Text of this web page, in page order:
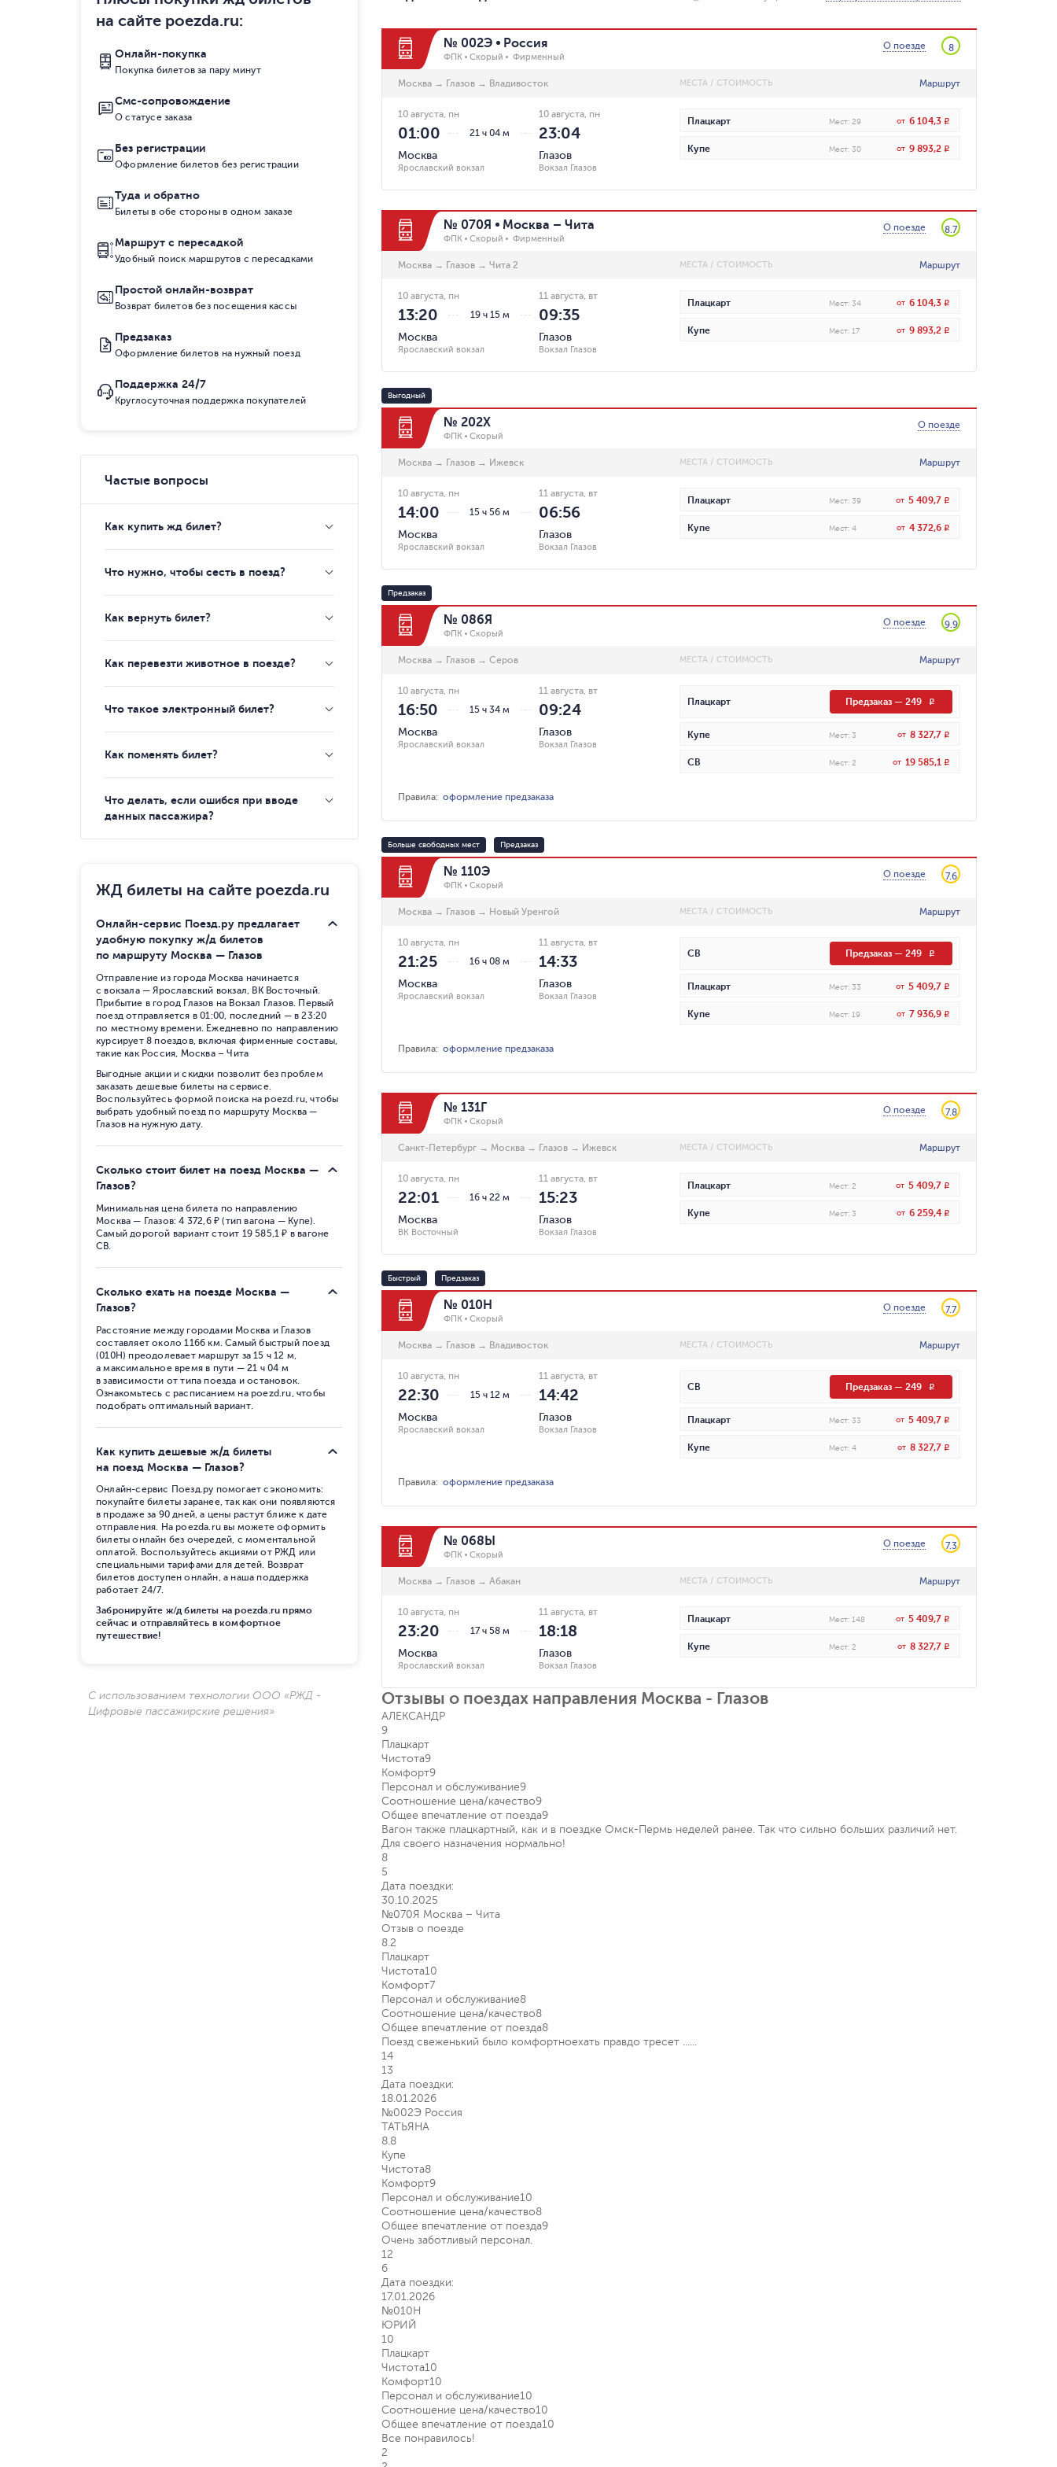
№ 002Э Россия
ФПК Скорый Фирменный
О поезде 8
Москва → Глазов → Владивосток МЕСТА / СТОИМОСТЬ Маршрут
21 ч 04 м
10 августа, пн
01:00
Москва
Ярославский вокзал
10 августа, пн
23:04
Глазов
Вокзал Глазов
Плацкарт Мест: 29 от 6 104,3 R
Купе Мест: 30 от 9 893,2 R
№ 070Я Москва – Чита
ФПК Скорый Фирменный
О поезде 8.7
Москва → Глазов → Чита 2 МЕСТА / СТОИМОСТЬ Маршрут
19 ч 15 м
10 августа, пн
13:20
Москва
Ярославский вокзал
11 августа, вт
09:35
Глазов
Вокзал Глазов
Плацкарт Мест: 34 от 6 104,3 R
Купе Мест: 17 от 9 893,2 R
Выгодный
№ 202Х
ФПК Скорый
О поезде
Москва → Глазов → Ижевск МЕСТА / СТОИМОСТЬ Маршрут
15 ч 56 м
10 августа, пн
14:00
Москва
Ярославский вокзал
11 августа, вт
06:56
Глазов
Вокзал Глазов
Плацкарт Мест: 39 от 5 409,7 R
Купе Мест: 4 от 4 372,6 R
Предзаказ
№ 086Я
ФПК Скорый
О поезде 9.9
Москва → Глазов → Серов МЕСТА / СТОИМОСТЬ Маршрут
15 ч 34 м
10 августа, пн
16:50
Москва
Ярославский вокзал
11 августа, вт
09:24
Глазов
Вокзал Глазов
Плацкарт Предзаказ— 249 R
Купе Мест: 3 от 8 327,7 R
СВ Мест: 2 от 19 585,1 R
Правила:оформление предзаказа
Больше свободных мест Предзаказ
№ 110Э
ФПК Скорый
О поезде 7.6
Москва → Глазов → Новый Уренгой МЕСТА / СТОИМОСТЬ Маршрут
16 ч 08 м
10 августа, пн
21:25
Москва
Ярославский вокзал
11 августа, вт
14:33
Глазов
Вокзал Глазов
СВ Предзаказ— 249 R
Плацкарт Мест: 33 от 5 409,7 R
Купе Мест: 19 от 7 936,9 R
Правила:оформление предзаказа
№ 131Г
ФПК Скорый
О поезде 7.8
Санкт-Петербург → Москва → Глазов → Ижевск МЕСТА / СТОИМОСТЬ Маршрут
16 ч 22 м
10 августа, пн
22:01
Москва
ВК Восточный
11 августа, вт
15:23
Глазов
Вокзал Глазов
Плацкарт Мест: 2 от 5 409,7 R
Купе Мест: 3 от 6 259,4 R
Быстрый Предзаказ
№ 010Н
ФПК Скорый
О поезде 7.7
Москва → Глазов → Владивосток МЕСТА / СТОИМОСТЬ Маршрут
15 ч 12 м
10 августа, пн
22:30
Москва
Ярославский вокзал
11 августа, вт
14:42
Глазов
Вокзал Глазов
СВ Предзаказ— 249 R
Плацкарт Мест: 33 от 5 409,7 R
Купе Мест: 4 от 8 327,7 R
Правила:оформление предзаказа
№ 068Ы
ФПК Скорый
О поезде 7.3
Москва → Глазов → Абакан МЕСТА / СТОИМОСТЬ Маршрут
17 ч 58 м
10 августа, пн
23:20
Москва
Ярославский вокзал
11 августа, вт
18:18
Глазов
Вокзал Глазов
Плацкарт Мест: 148 от 5 409,7 R
Купе Мест: 2 от 8 327,7 R
Отзывы о поездах направления Москва - Глазов
АЛЕКСАНДР
9
Плацкарт
Чистота9
Комфорт9
Персонал и обслуживание9
Соотношение цена/качество9
Общее впечатление от поезда9
Вагон также плацкартный, как и в поездке Омск-Пермь неделей ранее. Так что сильно больших различий нет.
Для своего назначения нормально!
8
5
Дата поездки:
30.10.2025
№070Я Москва – Чита
Отзыв о поезде
8.2
Плацкарт
Чистота10
Комфорт7
Персонал и обслуживание8
Соотношение цена/качество8
Общее впечатление от поезда8
Поезд свеженький было комфортноехать правдо тресет ......
14
13
Дата поездки:
18.01.2026
№002Э Россия
ТАТЬЯНА
8.8
Купе
Чистота8
Комфорт9
Персонал и обслуживание10
Соотношение цена/качество8
Общее впечатление от поезда9
Очень заботливый персонал.
12
6
Дата поездки:
17.01.2026
№010Н
ЮРИЙ
10
Плацкарт
Чистота10
Комфорт10
Персонал и обслуживание10
Соотношение цена/качество10
Общее впечатление от поезда10
Все понравилось!
2
на сайте poezda.ru:
Онлайн-покупка
Покупка билетов за пару минут
Смс-сопровождение
О статусе заказа
Без регистрации
Оформление билетов без регистрации
Туда и обратно
Билеты в обе стороны в одном заказе
Маршрут с пересадкой
Удобный поиск маршрутов с пересадками
Простой онлайн-возврат
Возврат билетов без посещения кассы
Предзаказ
Оформление билетов на нужный поезд
Поддержка 24/7
Круглосуточная поддержка покупателей
Частые вопросы
Как купить жд билет?
Что нужно, чтобы сесть в поезд?
Как вернуть билет?
Как перевезти животное в поезде?
Что такое электронный билет?
Как поменять билет?
Что делать, если ошибся при вводе
данных пассажира?
ЖД билеты на сайте poezda.ru
Онлайн-сервис Поезд.ру предлагает
удобную покупку ж/д билетов
по маршруту Москва — Глазов
Отправление из города Москва начинается
с вокзала — Ярославский вокзал, ВК Восточный.
Прибытие в город Глазов на Вокзал Глазов. Первый
поезд отправляется в 01:00, последний — в 23:20
по местному времени. Ежедневно по направлению
курсирует 8 поездов, включая фирменные составы,
такие как Россия, Москва – Чита
Выгодные акции и скидки позволит без проблем
заказать дешевые билеты на сервисе.
Воспользуйтесь формой поиска на poezd.ru, чтобы
выбрать удобный поезд по маршруту Москва —
Глазов на нужную дату.
Сколько стоит билет на поезд Москва —
Глазов?
Минимальная цена билета по направлению
Москва — Глазов: 4 372,6 ₽ (тип вагона — Купе).
Самый дорогой вариант стоит 19 585,1 ₽ в вагоне
СВ.
Сколько ехать на поезде Москва —
Глазов?
Расстояние между городами Москва и Глазов
составляет около 1166 км. Самый быстрый поезд
(010Н) преодолевает маршрут за 15 ч 12 м,
а максимальное время в пути — 21 ч 04 м
в зависимости от типа поезда и остановок.
Ознакомьтесь с расписанием на poezd.ru, чтобы
подобрать оптимальный вариант.
Как купить дешевые ж/д билеты
на поезд Москва — Глазов?
Онлайн-сервис Поезд.ру помогает сэкономить:
покупайте билеты заранее, так как они появляются
в продаже за 90 дней, а цены растут ближе к дате
отправления. На poezda.ru вы можете оформить
билеты онлайн без очередей, с моментальной
оплатой. Воспользуйтесь акциями от РЖД или
специальными тарифами для детей. Возврат
билетов доступен онлайн, а наша поддержка
работает 24/7.
Забронируйте ж/д билеты на poezda.ru прямо
сейчас и отправляйтесь в комфортное
путешествие!
С использованием технологии ООО «РЖД -
Цифровые пассажирские решения»